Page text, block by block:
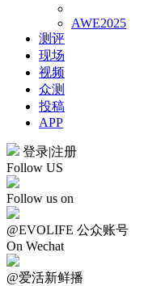
AWE2025
测评
现场
视频
众测
投稿
APP
登录|注册
Follow US
Follow us on
@EVOLIFE 公众账号
On Wechat
@爱活新鲜播